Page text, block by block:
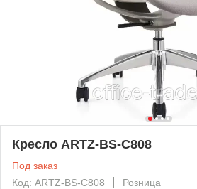
Кресло ARTZ-BS-C808
Под заказ
Код: ARTZ-BS-C808
Розница